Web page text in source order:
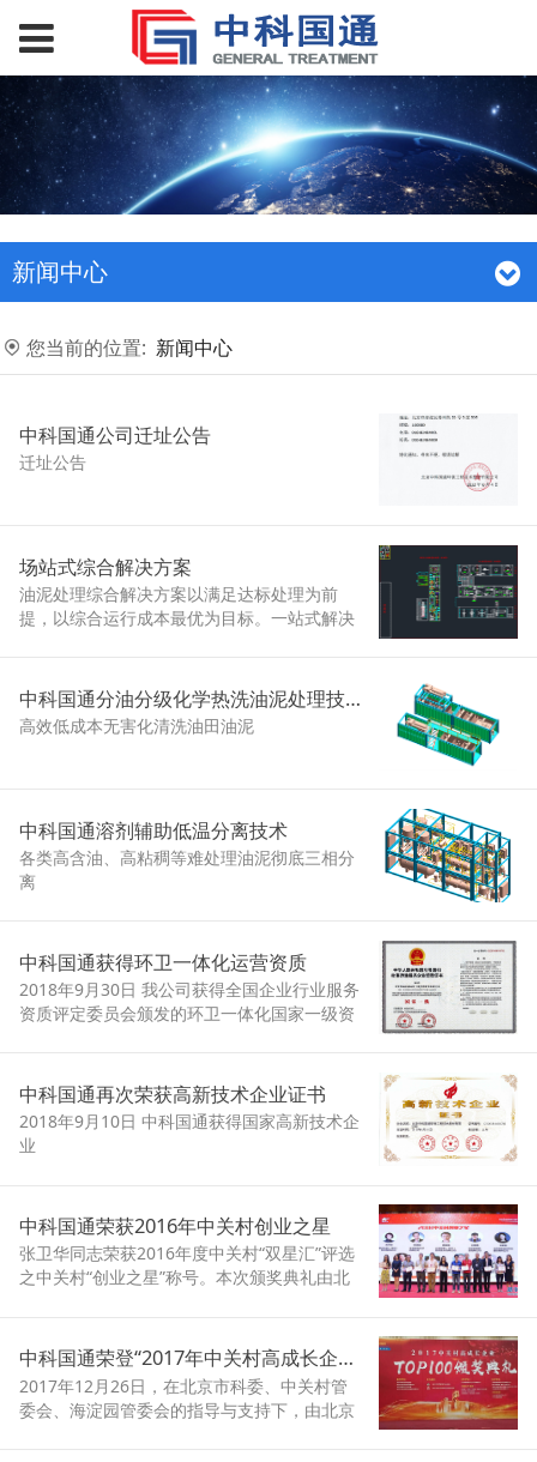
新闻中心
您当前的位置: 新闻中心
中科国通公司迁址公告
迁址公告
场站式综合解决方案
油泥处理综合解决方案以满足达标处理为前
提，以综合运行成本最优为目标。一站式解决
弹性大、综合成本低、资源化率高、无害化等
特点，适合危废处置中心、炼厂和油田等多种
应用场景。
中科国通分油分级化学热洗油泥处理技术
高效低成本无害化清洗油田油泥
中科国通溶剂辅助低温分离技术
各类高含油、高粘稠等难处理油泥彻底三相分
离
中科国通获得环卫一体化运营资质
2018年9月30日 我公司获得全国企业行业服务
资质评定委员会颁发的环卫一体化国家一级资
中科国通再次荣获高新技术企业证书
2018年9月10日 中科国通获得国家高新技术企
业
中科国通荣获2016年中关村创业之星
张卫华同志荣获2016年度中关村“双星汇”评选
之中关村“创业之星”称号。本次颁奖典礼由北
23日在邢台市举行。
中科国通荣登“2017年中关村高成长企业TOP100”榜单
2017年12月26日，在北京市科委、中关村管
委会、海淀园管委会的指导与支持下，由北京